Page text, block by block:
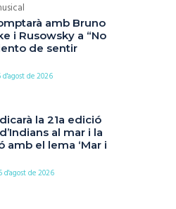
amb Bruno
i Rusowsky a “No
de sentir
d'agost de 2026
la 21a edició
al mar i la
amb el lema ‘Mar i
d'agost de 2026